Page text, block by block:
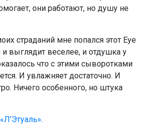
они работают, но душу не
страданий мне попался этот Eye
и выглядит веселее, и отдушка у
что с этими сыворотками
И увлажняет достаточно. И
Ничего особенного, но штука
«Л’Этуаль».